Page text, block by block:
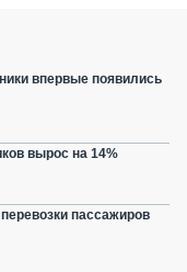
впервые появились
вырос на 14%
пассажиров